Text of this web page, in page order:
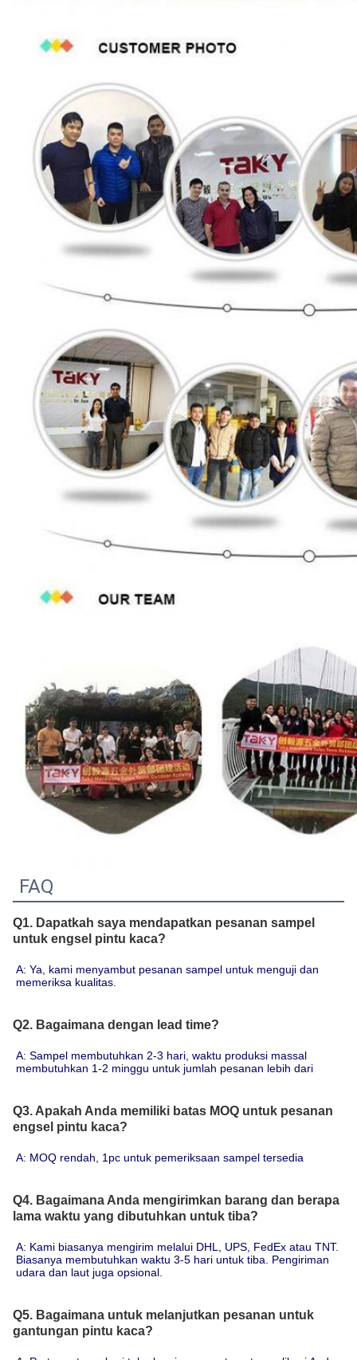
FAQ
Q1. Dapatkah saya mendapatkan pesanan sampel
untuk engsel pintu kaca?
A: Ya, kami menyambut pesanan sampel untuk menguji dan
memeriksa kualitas.
Q2. Bagaimana dengan lead time?
A: Sampel membutuhkan 2-3 hari, waktu produksi massal
membutuhkan 1-2 minggu untuk jumlah pesanan lebih dari
Q3. Apakah Anda memiliki batas MOQ untuk pesanan
engsel pintu kaca?
A: MOQ rendah, 1pc untuk pemeriksaan sampel tersedia
Q4. Bagaimana Anda mengirimkan barang dan berapa
lama waktu yang dibutuhkan untuk tiba?
A: Kami biasanya mengirim melalui DHL, UPS, FedEx atau TNT.
Biasanya membutuhkan waktu 3-5 hari untuk tiba. Pengiriman
udara dan laut juga opsional.
Q5. Bagaimana untuk melanjutkan pesanan untuk
gantungan pintu kaca?